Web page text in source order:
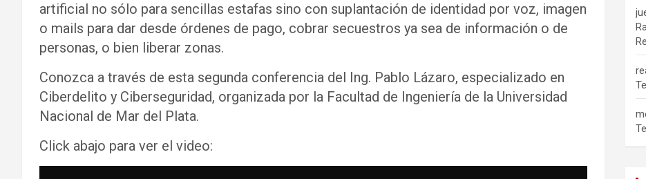
artificial no sólo para sencillas estafas sino con suplantación de identidad por voz, imagen
o mails para dar desde órdenes de pago, cobrar secuestros ya sea de información o de
personas, o bien liberar zonas.
Conozca a través de esta segunda conferencia del Ing. Pablo Lázaro, especializado en
Ciberdelito y Ciberseguridad, organizada por la Facultad de Ingeniería de la Universidad
Nacional de Mar del Plata.
Click abajo para ver el video: